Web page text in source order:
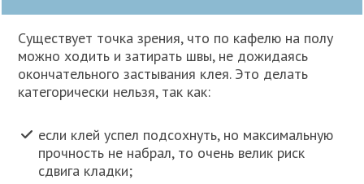
Существует точка зрения, что по кафелю на полу
можно ходить и затирать швы, не дожидаясь
окончательного застывания клея. Это делать
категорически нельзя, так как:
если клей успел подсохнуть, но максимальную
прочность не набрал, то очень велик риск
сдвига кладки;